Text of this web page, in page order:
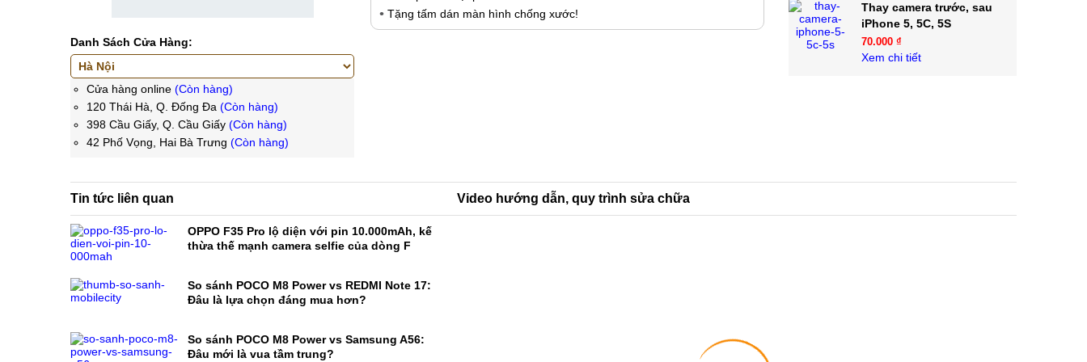
Danh Sách Cửa Hàng:
Cửa hàng online (Còn hàng)
120 Thái Hà, Q. Đống Đa (Còn hàng)
398 Cầu Giấy, Q. Cầu Giấy (Còn hàng)
42 Phố Vọng, Hai Bà Trưng (Còn hàng)
Tặng tấm dán màn hình chống xước!
Thay camera trước, sau
iPhone 5, 5C, 5S
70.000 ₫
Xem chi tiết
Tin tức liên quan
OPPO F35 Pro lộ diện với pin 10.000mAh, kế
thừa thế mạnh camera selfie của dòng F
So sánh POCO M8 Power vs REDMI Note 17:
Video hướng dẫn, quy trình sửa chữa